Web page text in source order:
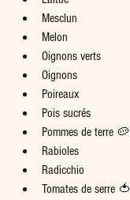
Mesclun
Melon
Oignons verts
Oignons
Poireaux
Pois sucrés
Pommes de terre 🥔
Rabioles
Radicchio
Tomates de serre 🍅